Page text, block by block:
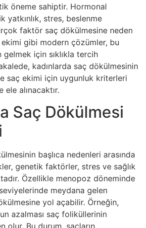
öneme sahiptir. Hormonal
yatkınlık, stres, beslenme
faktör saç dökülmesine neden
ekimi gibi modern çözümler, bu
için sıklıkla tercih
kadınlarda saç dökülmesinin
saç ekimi için uygunluk kriterleri
ele alınacaktır.
Saç Dökülmesi
başlıca nedenleri arasında
genetik faktörler, stres ve sağlık
Özellikle menopoz döneminde
meydana gelen
yol açabilir. Örneğin,
azalması saç foliküllerinin